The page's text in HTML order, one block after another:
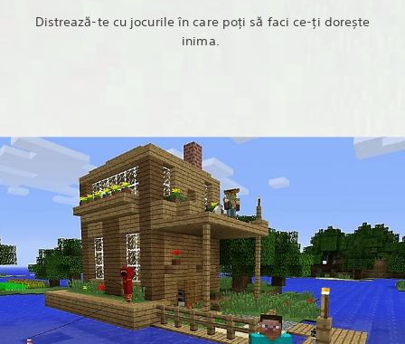
Distrează-te cu jocurile în care poți să faci ce-ți dorește
inima.